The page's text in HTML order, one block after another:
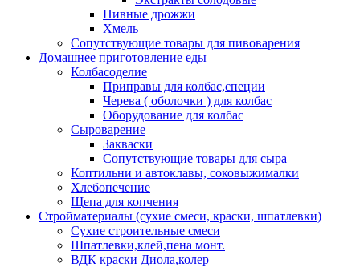
Пивные дрожжи
Хмель
Сопутствующие товары для пивоварения
Домашнее приготовление еды
Колбасоделие
Приправы для колбас,специи
Черева ( оболочки ) для колбас
Оборудование для колбас
Сыроварение
Закваски
Сопутствующие товары для сыра
Коптильни и автоклавы, соковыжималки
Хлебопечение
Щепа для копчения
Стройматериалы (сухие смеси, краски, шпатлевки)
Сухие строительные смеси
Шпатлевки,клей,пена монт.
ВДК краски Диола,колер